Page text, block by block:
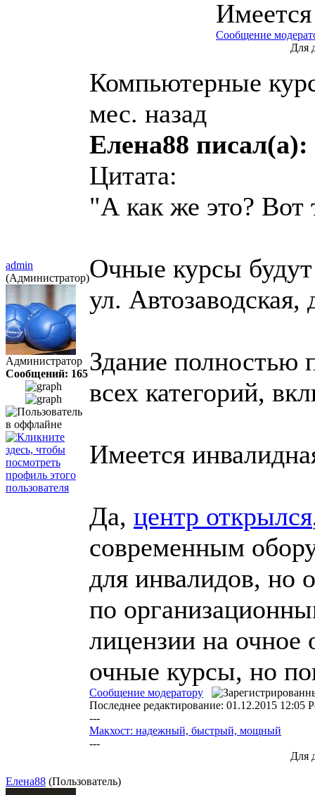
Сообщение
Для
admin
(Администратор)
Администратор
Сообщений: 165
Компьютерные
мес. назад
Елена88 писал(а):
Цитата:
"А как же это? Вот
Очные курсы
ул.
Здание полностью
всех категорий,
Имеется
Да, центр открылся
современным
для инвалидов, но
по
лицензии на очное
очные курсы, но
Сообщение модератору
Последнее редактирование: 01.12.2015 12:05
---
Макхост: надежный, быстрый, мощный
---
Для
Елена88 (Пользователь)